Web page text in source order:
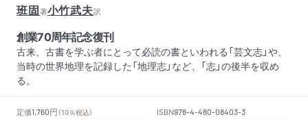
班固著小竹武夫訳
創業70周年記念復刊
古来、古書を学ぶ者にとって必読の書といわれる「芸文志」や、
当時の世界地理を記録した「地理志」など、「志」の後半を収め
る。
定価1,760円 （10％税込） ISBN978-4-480-08403-3